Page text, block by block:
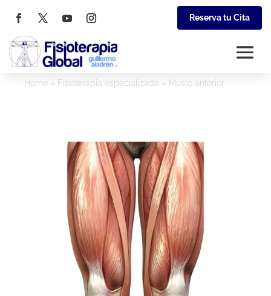
Reserva tu Cita
Home » Fisioterapia especializada » Muslo anterior